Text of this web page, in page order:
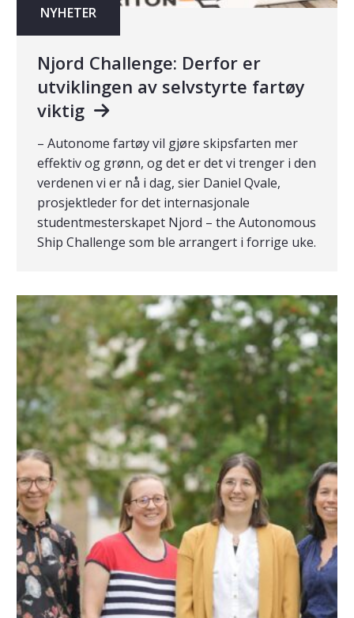
NYHETER
Njord Challenge: Derfor er
utviklingen av selvstyrte fartøy
viktig
– Autonome fartøy vil gjøre skipsfarten mer
effektiv og grønn, og det er det vi trenger i den
verdenen vi er nå i dag, sier Daniel Qvale,
prosjektleder for det internasjonale
studentmesterskapet Njord – the Autonomous
Ship Challenge som ble arrangert i forrige uke.